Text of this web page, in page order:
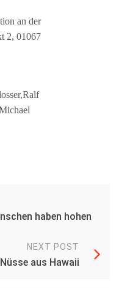
an der
2, 01067
haben hohen
NEXT POST
aus Hawaii